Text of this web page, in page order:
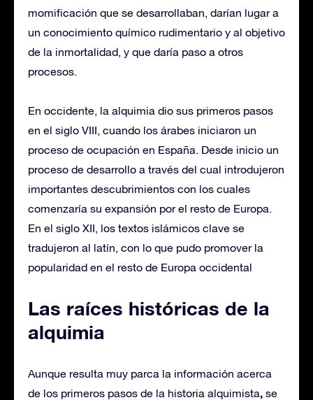
momificación que se desarrollaban, darían lugar a
un conocimiento químico rudimentario y al objetivo
de la inmortalidad, y que daría paso a otros
procesos.
En occidente, la alquimia dio sus primeros pasos
en el siglo VIII, cuando los árabes iniciaron un
proceso de ocupación en España. Desde inicio un
proceso de desarrollo a través del cual introdujeron
importantes descubrimientos con los cuales
comenzaría su expansión por el resto de Europa.
En el siglo XII, los textos islámicos clave se
tradujeron al latín, con lo que pudo promover la
popularidad en el resto de Europa occidental
Las raíces históricas de la
alquimia
Aunque resulta muy parca la información acerca
de los primeros pasos de la historia alquimista, se